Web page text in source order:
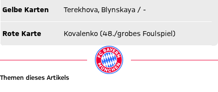
Gelbe Karten Terekhova, Blynskaya / -
Rote Karte Kovalenko (48./grobes Foulspiel)
Themen dieses Artikels